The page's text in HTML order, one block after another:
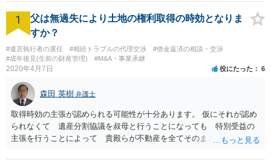
1
父は無過失により土地の権利取得の時効となりま
すか？
#遺言執行者の選任 #相続トラブルの代理交渉
#借金返済の相談・交渉
#成年後見(生前の財産管理)
#M&A・事業承継
2020年4月7日 役にたった 6
森田 英樹 弁護士
取得時効の主張が認められる可能性が十分あります。 仮にそれが認め
られなくて 遺産分割協議を叔母と行うことになっても 特別受益の
主張を行うことによって 貴殿らが不動産を全てそのまま取得できる